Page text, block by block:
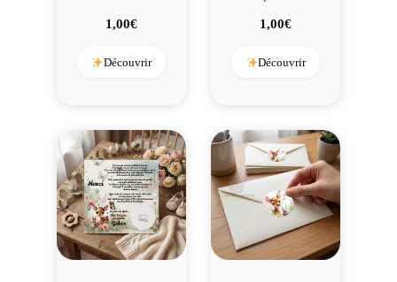
1,00€
Découvrir
1,00€
Découvrir